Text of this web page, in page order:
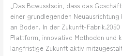
„Das Bewusstsein, dass das
einer grundlegenden
an Boden. In der Zukunft-
Plattform, innovative Methoden und
langfristige Zukunft aktiv